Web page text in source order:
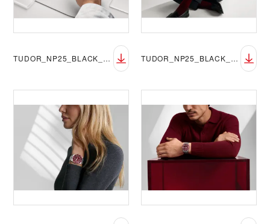
TUDOR_NP25_BLACK_BAY_58_LIFESTYLE-3 TUDOR_NP25_BLACK_BAY_58_LIFESTYLE-4